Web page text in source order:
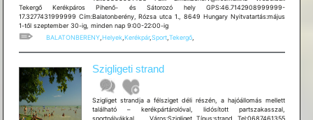
Tekergő Kerékpáros Pihenő- és Sátorozó hely GPS:46.7142908999999-
17.3277431999999 Cím:Balatonberény, Rózsa utca 1., 8649 Hungary Nyitvatartás:május
1-től szeptember 30-ig, minden nap 9:00-22:00-ig
BALATONBERENY, Helyek, Kerékpár,Sport, Tekergő,
Szigligeti strand
Szigliget strandja a félsziget déli részén, a hajóállomás mellett
található – kerékpártárolóval, lidósított partszakasszal,
sportpályákkal. Város:Szigliget Típus:strand Tel:0687461355